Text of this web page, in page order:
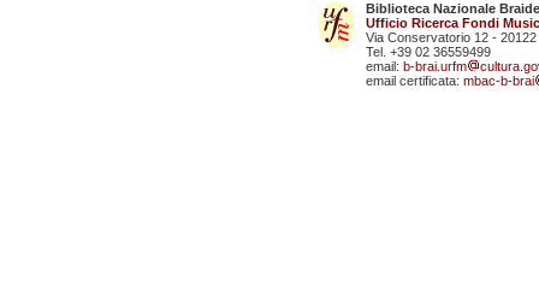
Biblioteca Nazionale
Ufficio Ricerca Fondi
Via Conservatorio 12 - 20122
Tel. +39 02 36559499
email: b-brai.urfm
email certificata: mbac-b-brai